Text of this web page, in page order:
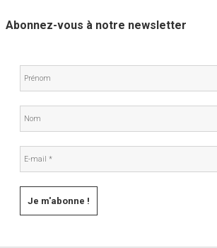
Abonnez-vous à notre newsletter